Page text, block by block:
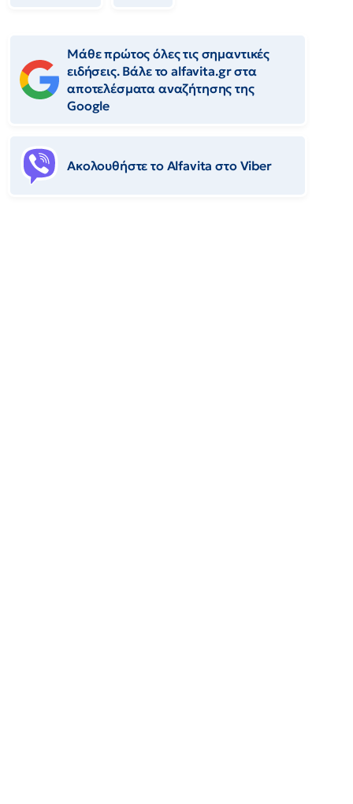
Μάθε πρώτος όλες τις σημαντικές
ειδήσεις. Βάλε το alfavita.gr στα
αποτελέσματα αναζήτησης της
Google
Ακολουθήστε το Αlfavita στο Viber